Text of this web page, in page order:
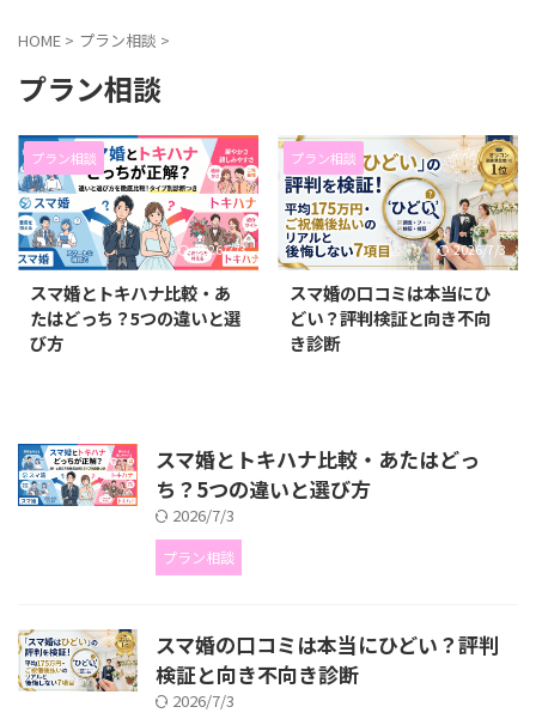
HOME > プラン相談 >
プラン相談
プラン相談
2026/7/3
スマ婚とトキハナ比較・あ
たはどっち？5つの違いと選
び方
プラン相談
2026/7/3
スマ婚の口コミは本当にひ
どい？評判検証と向き不向
き診断
スマ婚とトキハナ比較・あたはどっ
ち？5つの違いと選び方
2026/7/3
プラン相談
スマ婚の口コミは本当にひどい？評判
検証と向き不向き診断
2026/7/3